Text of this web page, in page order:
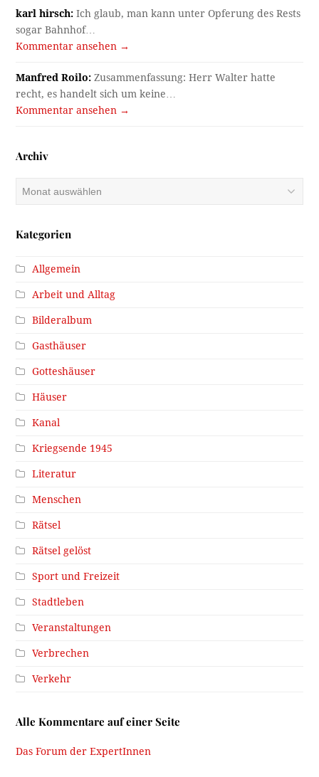
karl hirsch: Ich glaub, man kann unter Opferung des Rests
sogar Bahnhof…
Kommentar ansehen →
Manfred Roilo: Zusammenfassung: Herr Walter hatte
recht, es handelt sich um keine…
Kommentar ansehen →
Archiv
Kategorien
Allgemein
Arbeit und Alltag
Bilderalbum
Gasthäuser
Gotteshäuser
Häuser
Kanal
Kriegsende 1945
Literatur
Menschen
Rätsel
Rätsel gelöst
Sport und Freizeit
Stadtleben
Veranstaltungen
Verbrechen
Verkehr
Alle Kommentare auf einer Seite
Das Forum der ExpertInnen